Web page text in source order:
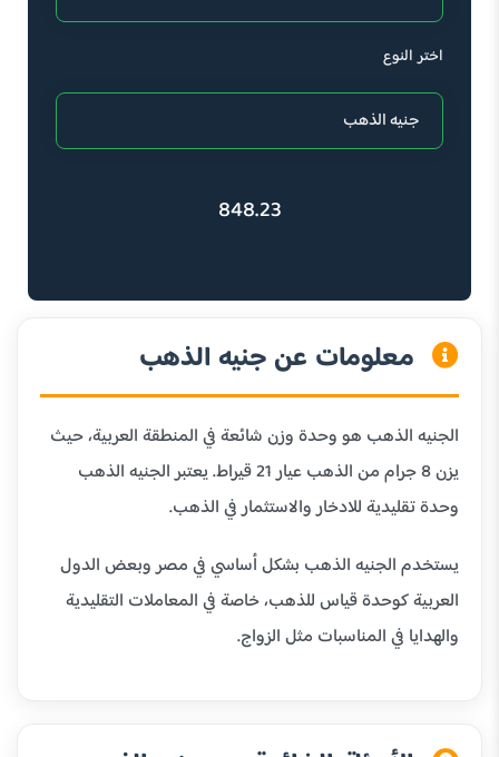
اختر النوع
848.23
معلومات عن جنيه الذهب
الجنيه الذهب هو وحدة وزن شائعة في المنطقة العربية، حيث
يزن 8 جرام من الذهب عيار 21 قيراط. يعتبر الجنيه الذهب
وحدة تقليدية للادخار والاستثمار في الذهب.
يستخدم الجنيه الذهب بشكل أساسي في مصر وبعض الدول
العربية كوحدة قياس للذهب، خاصة في المعاملات التقليدية
والهدايا في المناسبات مثل الزواج.